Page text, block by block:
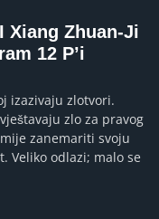
Xiang Zhuan-Ji
12 P’i
izazivaju zlotvori.
zlo za pravog
zanemariti svoju
Veliko odlazi; malo se